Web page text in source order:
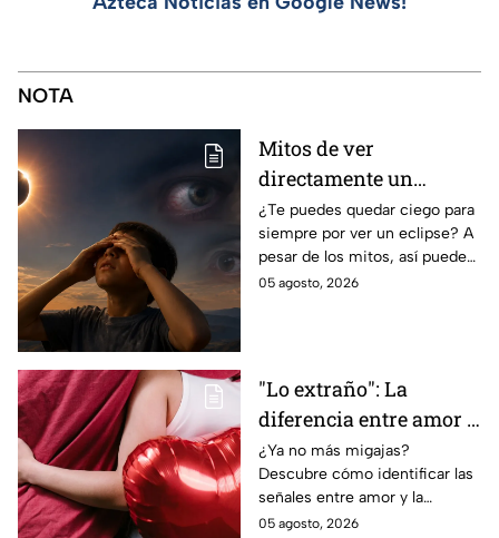
NOTA
Mitos de ver
directamente un
eclipse parcial: así
puedes observarlo de
forma segura
¿Te puedes quedar ciego para
siempre por ver un eclipse? A
pesar de los mitos, así puedes
observar un eclipse parcial y
05 agosto, 2026
"Lo extraño": La
diferencia entre amor y
dependencia
emocional
¿Ya no más migajas?
Descubre cómo identificar las
señales entre amor y la
dependencia emocional. Estos
05 agosto, 2026